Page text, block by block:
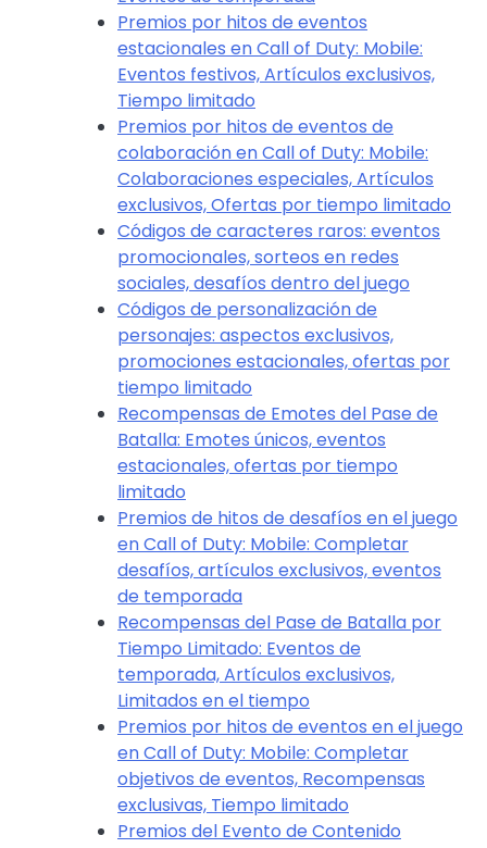
Premios por hitos de eventos
estacionales en Call of Duty: Mobile:
Eventos festivos, Artículos exclusivos,
Tiempo limitado
Premios por hitos de eventos de
colaboración en Call of Duty: Mobile:
Colaboraciones especiales, Artículos
exclusivos, Ofertas por tiempo limitado
Códigos de caracteres raros: eventos
promocionales, sorteos en redes
sociales, desafíos dentro del juego
Códigos de personalización de
personajes: aspectos exclusivos,
promociones estacionales, ofertas por
tiempo limitado
Recompensas de Emotes del Pase de
Batalla: Emotes únicos, eventos
estacionales, ofertas por tiempo
limitado
Premios de hitos de desafíos en el juego
en Call of Duty: Mobile: Completar
desafíos, artículos exclusivos, eventos
de temporada
Recompensas del Pase de Batalla por
Tiempo Limitado: Eventos de
temporada, Artículos exclusivos,
Limitados en el tiempo
Premios por hitos de eventos en el juego
en Call of Duty: Mobile: Completar
objetivos de eventos, Recompensas
exclusivas, Tiempo limitado
Premios del Evento de Contenido